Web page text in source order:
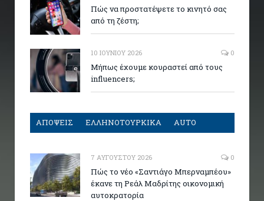
Πώς να προστατέψετε το κινητό σας
από τη ζέστη;
10 ΙΟΥΝΊΟΥ 2026 0
Μήπως έχουμε κουραστεί από τους
influencers;
ΑΠΟΨΕΙΣ ΕΛΛΗΝΟΤΟΥΡΚΙΚΑ AUTO
7 ΑΥΓΟΎΣΤΟΥ 2026 0
Πώς το νέο «Σαντιάγο Μπερναμπέου»
έκανε τη Ρεάλ Μαδρίτης οικονομική
αυτοκρατορία